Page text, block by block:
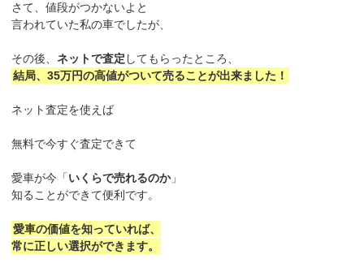
さて、値段がつかないよと
言われていた私の車でしたが、
その後、ネットで査定 してもらったところ、
結局、35万円の高値がついて売ることが出来ました！
ネット査定を使えば
無料で今すぐ査定できて
愛車が今「いくらで売れるのか」
知ることができて便利です。
愛車の価値を知っていれば、
常に正しい選択ができます。